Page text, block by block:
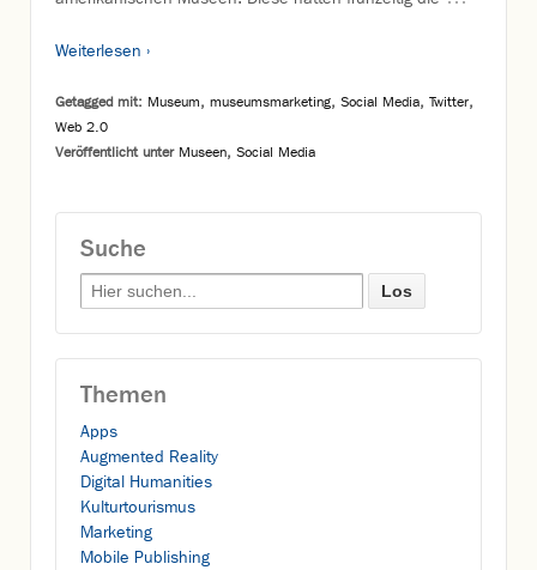
Weiterlesen ›
Getagged mit: Museum, museumsmarketing, Social Media, Twitter,
Web 2.0
Veröffentlicht unter Museen, Social Media
Suche
Search for:
Themen
Apps
Augmented Reality
Digital Humanities
Kulturtourismus
Marketing
Mobile Publishing